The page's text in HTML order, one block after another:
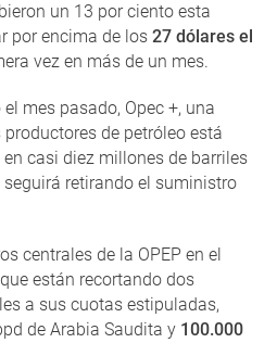
un 13 por ciento esta
por encima de los 27 dólares el
vez en más de un mes.
mes pasado, Opec +, una
de petróleo está
casi diez millones de barriles
seguirá retirando el suministro
centrales de la OPEP en el
están recortando dos
a sus cuotas estipuladas,
de Arabia Saudita y 100.000